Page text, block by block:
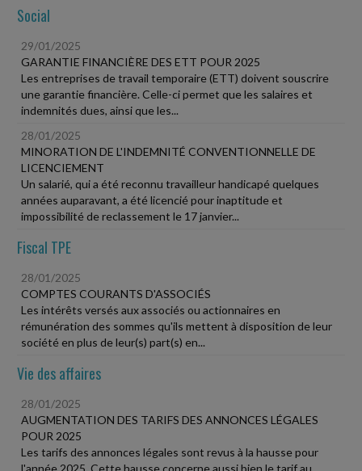
Social
29/01/2025
GARANTIE FINANCIÈRE DES ETT POUR 2025
Les entreprises de travail temporaire (ETT) doivent souscrire
une garantie financière. Celle-ci permet que les salaires et
indemnités dues, ainsi que les...
28/01/2025
MINORATION DE L'INDEMNITÉ CONVENTIONNELLE DE
LICENCIEMENT
Un salarié, qui a été reconnu travailleur handicapé quelques
années auparavant, a été licencié pour inaptitude et
impossibilité de reclassement le 17 janvier...
Fiscal TPE
28/01/2025
COMPTES COURANTS D'ASSOCIÉS
Les intérêts versés aux associés ou actionnaires en
rémunération des sommes qu'ils mettent à disposition de leur
société en plus de leur(s) part(s) en...
Vie des affaires
28/01/2025
AUGMENTATION DES TARIFS DES ANNONCES LÉGALES
POUR 2025
Les tarifs des annonces légales sont revus à la hausse pour
l'année 2025. Cette hausse concerne aussi bien le tarif au